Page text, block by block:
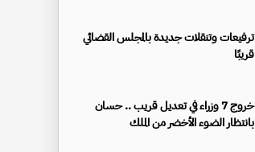
ترفيعات وتنقلات جديدة بالمجلس القضائي
قريبًا
خروج 7 وزراء في تعديل قريب .. حسان
بانتظار الضوء الأخضر من الملك